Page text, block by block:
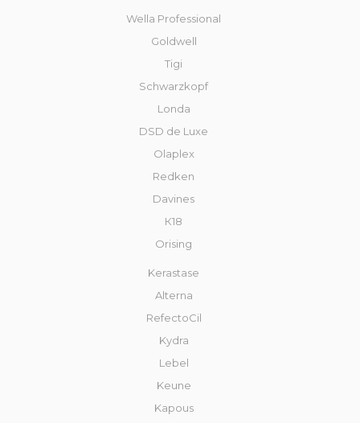
Wella Professional
Goldwell
Tigi
Schwarzkopf
Londa
DSD de Luxe
Olaplex
Redken
Davines
К18
Orising
Kerastase
Alterna
RefectoCil
Kydra
Lebel
Keune
Kapous